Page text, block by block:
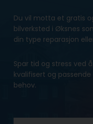
Du vil motta et gratis
bilverksted i Øksnes
din type reparasjon
Spar tid og stress ved
kvalifisert og
behov.